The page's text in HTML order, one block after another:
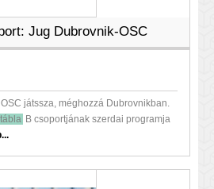
Jug Dubrovnik-OSC
játssza, méghozzá Dubrovnikban.
B csoportjának szerdai programja